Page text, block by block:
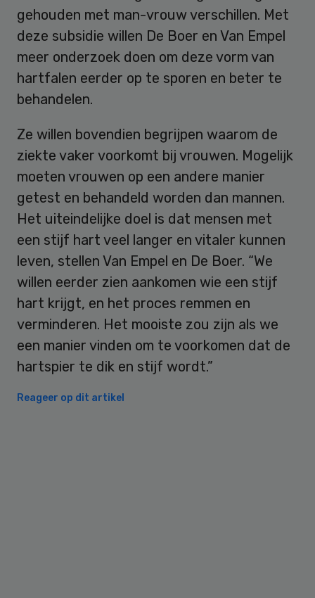
gehouden met man-vrouw verschillen. Met
deze subsidie willen De Boer en Van Empel
meer onderzoek doen om deze vorm van
hartfalen eerder op te sporen en beter te
behandelen.
Ze willen bovendien begrijpen waarom de
ziekte vaker voorkomt bij vrouwen. Mogelijk
moeten vrouwen op een andere manier
getest en behandeld worden dan mannen.
Het uiteindelijke doel is dat mensen met
een stijf hart veel langer en vitaler kunnen
leven, stellen Van Empel en De Boer. “We
willen eerder zien aankomen wie een stijf
hart krijgt, en het proces remmen en
verminderen. Het mooiste zou zijn als we
een manier vinden om te voorkomen dat de
hartspier te dik en stijf wordt.”
Reageer op dit artikel